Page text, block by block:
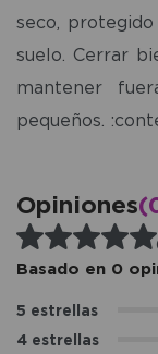
seco,
suelo. Cerrar
mantener
pequeños.
Opiniones
Basado en 0
5 estrellas
4 estrellas